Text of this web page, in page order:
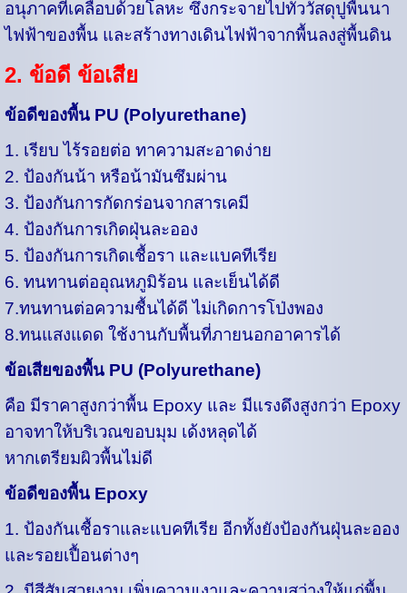
อนุภาคที่เคลือบด้วยโลหะ ซึ่งกระจายไปทั่ววัสดุปูพื้นนา
ไฟฟ้าของพื้น และสร้างทางเดินไฟฟ้าจากพื้นลงสู่พื้นดิน
2. ข้อดี ข้อเสีย
ข้อดีของพื้น PU (Polyurethane)
1. เรียบ ไร้รอยต่อ ทาความสะอาดง่าย
2. ป้องกันน้า หรือน้ามันซึมผ่าน
3. ป้องกันการกัดกร่อนจากสารเคมี
4. ป้องกันการเกิดฝุ่นละออง
5. ป้องกันการเกิดเชื้อรา และแบคทีเรีย
6. ทนทานต่ออุณหภูมิร้อน และเย็นได้ดี
7.ทนทานต่อความชื้นได้ดี ไม่เกิดการโป่งพอง
8.ทนแสงแดด ใช้งานกับพื้นที่ภายนอกอาคารได้
ข้อเสียของพื้น PU (Polyurethane)
คือ มีราคาสูงกว่าพื้น Epoxy และ มีแรงดึงสูงกว่า Epoxy
อาจทาให้บริเวณขอบมุม เด้งหลุดได้
หากเตรียมผิวพื้นไม่ดี
ข้อดีของพื้น Epoxy
1. ป้องกันเชื้อราและแบคทีเรีย อีกทั้งยังป้องกันฝุ่นละออง
และรอยเปื้อนต่างๆ